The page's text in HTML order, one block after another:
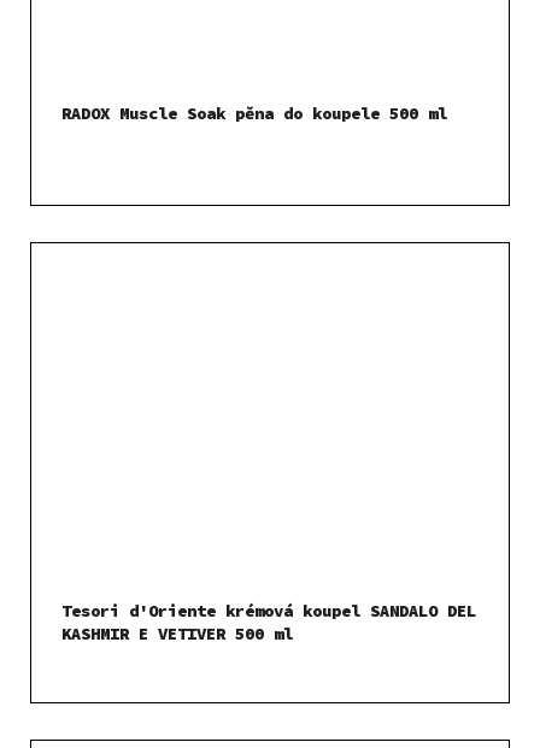
RADOX Muscle Soak pěna do koupele 500 ml
Tesori d'Oriente krémová koupel SANDALO DEL
KASHMIR E VETIVER 500 ml